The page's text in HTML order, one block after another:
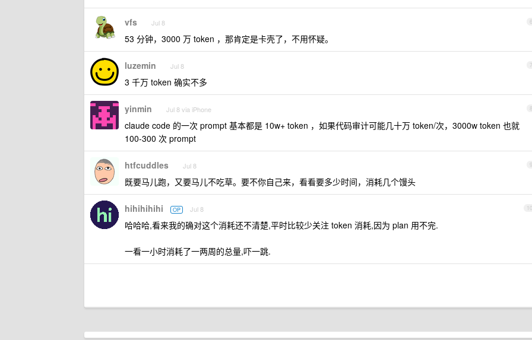
6
vfs Jul 8
53 分钟，3000 万 token ，那肯定是卡壳了，不用怀疑。
7
luzemin Jul 8
3 千万 token 确实不多
8
yinmin Jul 8 via iPhone
claude code 的一次 prompt 基本都是 10w+ token ，如果代码审计可能几十万 token/次，3000w token 也就
100-300 次 prompt
9
htfcuddles Jul 8
既要马儿跑，又要马儿不吃草。要不你自己来，看看要多少时间，消耗几个馒头
10
hihihihihi OP Jul 8
哈哈哈,看来我的确对这个消耗还不清楚,平时比较少关注 token 消耗,因为 plan 用不完.
一看一小时消耗了一两周的总量,吓一跳.